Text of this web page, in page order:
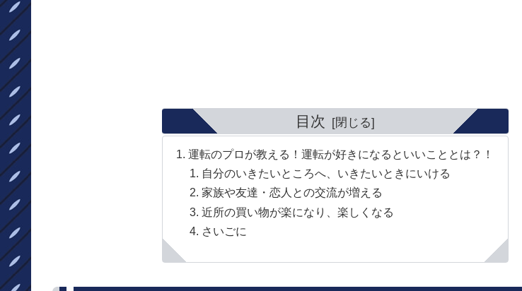
目次
運転のプロが教える！運転が好きになるといいこととは？！
自分のいきたいところへ、いきたいときにいける
家族や友達・恋人との交流が増える
近所の買い物が楽になり、楽しくなる
さいごに